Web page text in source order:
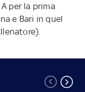
per la prima
e Bari in quel